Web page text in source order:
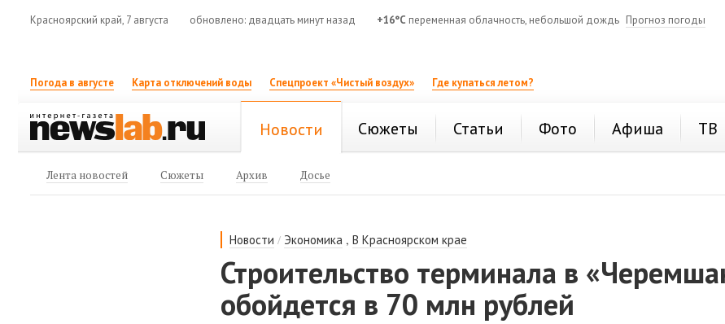
Красноярский край, 7 августа обновлено: двадцать минут назад +16°C переменная облачность, небольшой дождь Прогноз погоды
Погода в августе Карта отключений воды Спецпроект «Чистый воздух» Где купаться летом?
Новости Сюжеты Статьи Фото Афиша ТВ
Лента новостей Сюжеты Архив Досье
Новости / Экономика ,В Красноярском крае
Строительство терминала в
обойдется в 70 млн рублей